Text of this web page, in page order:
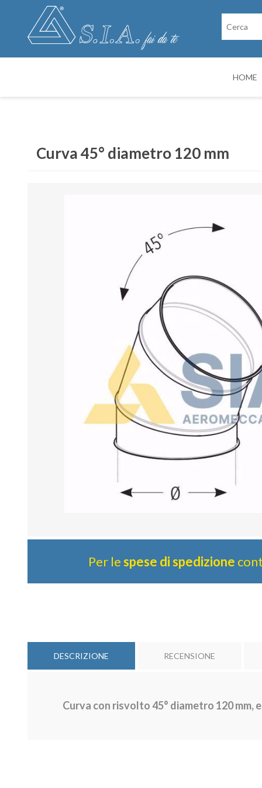
HOME
BANCHI ASPIRANTI
Curva 45° diametro 120 mm
Per lespese di spedizione
DESCRIZIONE RECENSIONE
Curva con risvolto 45° diametro 120 mm,